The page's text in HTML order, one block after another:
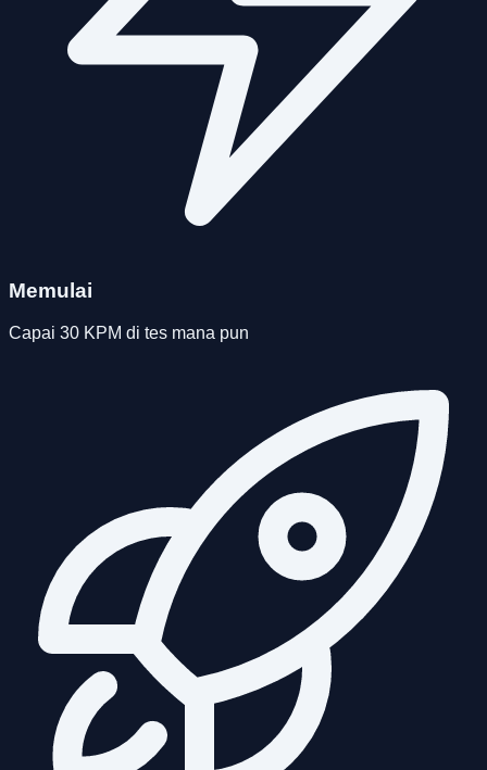
Memulai
Capai 30 KPM di tes mana pun